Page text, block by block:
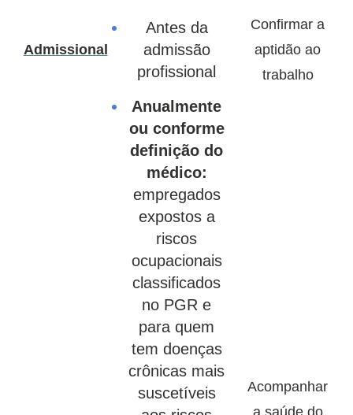
Admissional
Antes da
admissão
profissional
Confirmar a
aptidão ao
trabalho
Anualmente
ou conforme
definição do
médico:
empregados
expostos a
riscos
ocupacionais
classificados
no PGR e
para quem
tem doenças
crônicas mais
suscetíveis
Acompanhar
a saúde do